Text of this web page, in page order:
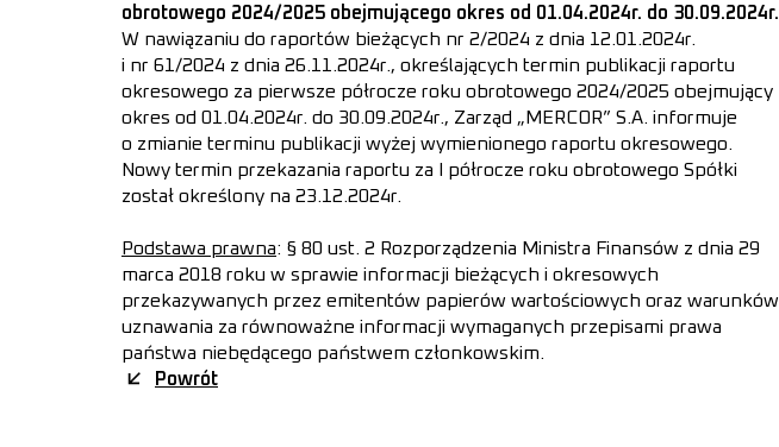
obrotowego 2024/2025 obejmującego okres od 01.04.2024r. do 30.09.2024r.
W nawiązaniu do raportów bieżących nr 2/2024 z dnia 12.01.2024r.
i nr 61/2024 z dnia 26.11.2024r., określających termin publikacji raportu
okresowego za pierwsze półrocze roku obrotowego 2024/2025 obejmujący
okres od 01.04.2024r. do 30.09.2024r., Zarząd „MERCOR” S.A. informuje
o zmianie terminu publikacji wyżej wymienionego raportu okresowego.
Nowy termin przekazania raportu za I półrocze roku obrotowego Spółki
został określony na 23.12.2024r.
Podstawa prawna: § 80 ust. 2 Rozporządzenia Ministra Finansów z dnia 29
marca 2018 roku w sprawie informacji bieżących i okresowych
przekazywanych przez emitentów papierów wartościowych oraz warunków
uznawania za równoważne informacji wymaganych przepisami prawa
państwa niebędącego państwem członkowskim.
Powrót